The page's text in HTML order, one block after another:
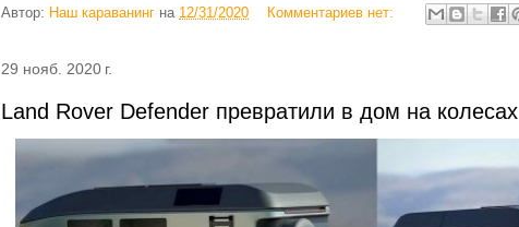
Автор: Наш караванинг на 12/31/2020 Комментариев нет:
29 нояб. 2020 г.
Land Rover Defender превратили в дом на колесах